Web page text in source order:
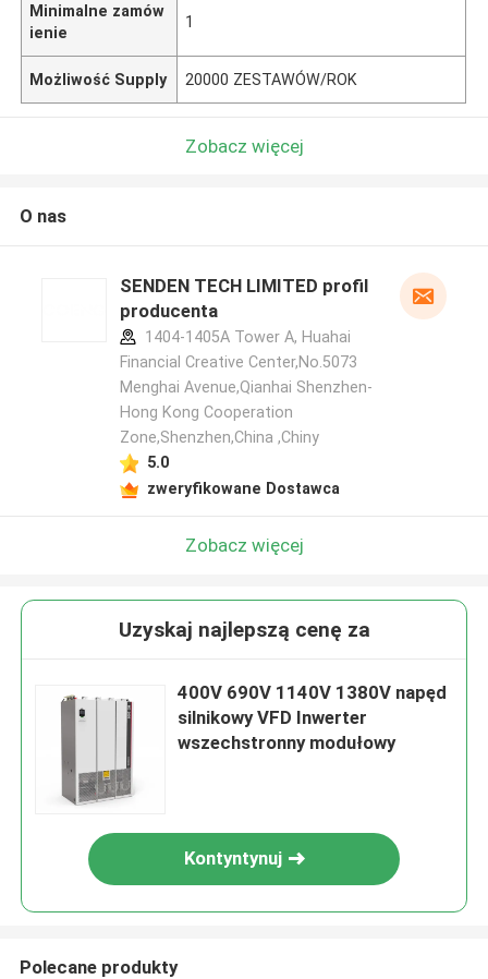
Minimalne zamów
ienie
1
Możliwość Supply 20000 ZESTAWÓW/ROK
Zobacz więcej
O nas
SENDEN TECH LIMITED profil
producenta
1404-1405A Tower A, Huahai
Financial Creative Center,No.5073
Menghai Avenue,Qianhai Shenzhen-
Hong Kong Cooperation
Zone,Shenzhen,China ,Chiny
5.0
zweryfikowane Dostawca
Zobacz więcej
Uzyskaj najlepszą cenę za
400V 690V 1140V 1380V napęd
silnikowy VFD Inwerter
wszechstronny modułowy
Kontyntynuj
Polecane produkty